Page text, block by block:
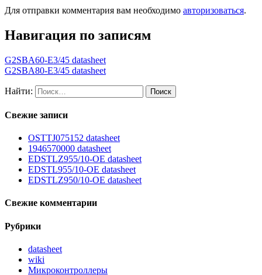
Для отправки комментария вам необходимо авторизоваться.
Навигация по записям
G2SBA60-E3/45 datasheet
G2SBA80-E3/45 datasheet
Найти:
Свежие записи
OSTTJ075152 datasheet
1946570000 datasheet
EDSTLZ955/10-OE datasheet
EDSTL955/10-OE datasheet
EDSTLZ950/10-OE datasheet
Свежие комментарии
Рубрики
datasheet
wiki
Микроконтроллеры